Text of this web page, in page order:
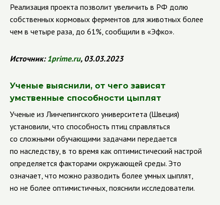
Реализация проекта позволит увеличить в РФ долю
собственных кормовых ферментов для животных более
чем в четыре раза, до 61%, сообщили в «Эфко».
Источник:1prime.ru, 03.03.2023
Ученые выяснили, от чего зависят
умственные способности цыплят
Ученые из Линчепингского университета (Швеция)
установили, что способность птиц справляться
со сложными обучающими задачами передается
по наследству, в то время как оптимистический настрой
определяется факторами окружающей среды. Это
означает, что можно разводить более умных цыплят,
но не более оптимистичных, пояснили исследователи.